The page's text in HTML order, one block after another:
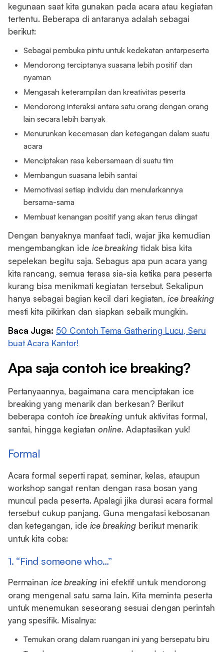
kegunaan saat kita gunakan pada acara atau kegiatan
tertentu. Beberapa di antaranya adalah sebagai
berikut:
Sebagai pembuka pintu untuk kedekatan antarpeserta
Mendorong terciptanya suasana lebih positif dan
nyaman
Mengasah keterampilan dan kreativitas peserta
Mendorong interaksi antara satu orang dengan orang
lain secara lebih banyak
Menurunkan kecemasan dan ketegangan dalam suatu
acara
Menciptakan rasa kebersamaan di suatu tim
Membangun suasana lebih santai
Memotivasi setiap individu dan menularkannya
bersama-sama
Membuat kenangan positif yang akan terus diingat
Dengan banyaknya manfaat tadi, wajar jika kemudian
mengembangkan ide ice breakingtidak bisa kita
sepelekan begitu saja. Sebagus apa pun acara yang
kita rancang, semua terasa sia-sia ketika para peserta
kurang bisa menikmati kegiatan tersebut. Sekalipun
hanya sebagai bagian kecil dari kegiatan,ice breaking
mesti kita pikirkan dan siapkan sebaik mungkin.
Baca Juga: 50 Contoh Tema Gathering Lucu, Seru
buat Acara Kantor!
Apa saja contoh ice breaking?
Pertanyaannya, bagaimana cara menciptakan ice
breaking yang menarik dan berkesan? Berikut
beberapa contoh ice breaking untuk aktivitas formal,
santai, hingga kegiatanonline. Adaptasikan yuk!
Formal
Acara formal seperti rapat, seminar, kelas, ataupun
workshop sangat rentan dengan rasa bosan yang
muncul pada peserta. Apalagi jika durasi acara formal
tersebut cukup panjang. Guna mengatasi kebosanan
dan ketegangan, ide ice breakingberikut menarik
untuk kita coba:
1. “Find someone who…”
Permainanice breaking ini efektif untuk mendorong
orang mengenal satu sama lain. Kita meminta peserta
untuk menemukan seseorang sesuai dengan perintah
yang spesifik. Misalnya:
Temukan orang dalam ruangan ini yang bersepatu biru